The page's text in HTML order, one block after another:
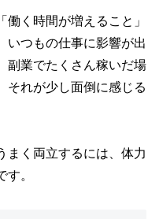
く時間が増えること」
いつもの仕事に影響が出
副業でたくさん稼いだ場
それが少し面倒に感じる
まく両立するには、体力
。